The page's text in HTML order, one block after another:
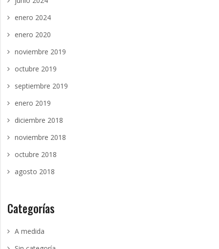
enero 2024
enero 2020
noviembre 2019
octubre 2019
septiembre 2019
enero 2019
diciembre 2018
noviembre 2018
octubre 2018
agosto 2018
Categorías
A medida